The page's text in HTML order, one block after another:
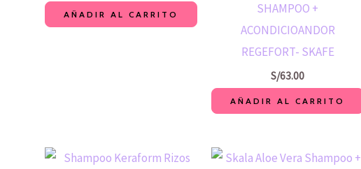
AÑADIR AL CARRITO
SHAMPOO +
ACONDICIOANDOR
REGEFORT- SKAFE
S/63.00
AÑADIR AL CARRITO